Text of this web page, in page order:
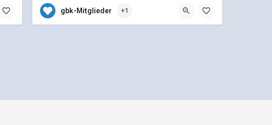
0 25 02 / 14 50
gbk-Mitglieder +1